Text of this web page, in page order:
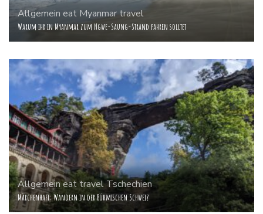
Allgemein eat Myanmartravel
Warum ihr in Myanmar zum Ngwe-Saung-Strand fahren solltet
Allgemein eat travel Tschechien
Märchenhaft: Wandern in der Böhmischen Schweiz